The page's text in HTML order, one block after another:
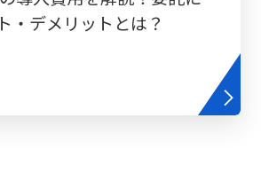
・デメリットとは？